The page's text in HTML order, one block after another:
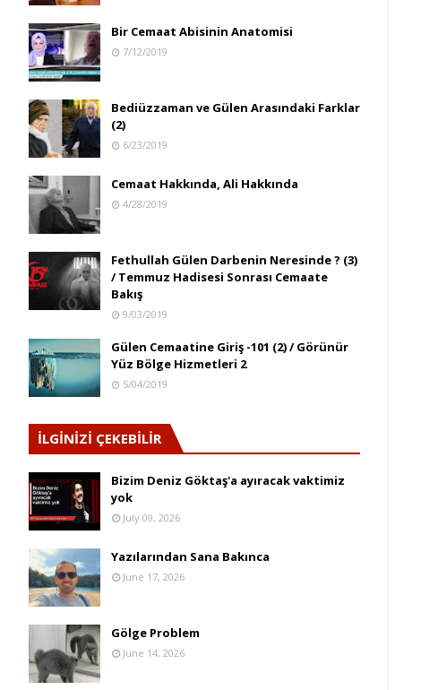
Bir Cemaat Abisinin Anatomisi
7/12/2019
Bediüzzaman ve Gülen Arasındaki Farklar
(2)
6/23/2019
Cemaat Hakkında, Ali Hakkında
4/28/2019
Fethullah Gülen Darbenin Neresinde ? (3)
/ Temmuz Hadisesi Sonrası Cemaate
Bakış
9/03/2019
Gülen Cemaatine Giriş -101 (2) / Görünür
Yüz Bölge Hizmetleri 2
5/04/2019
İLGİNİZİ ÇEKEBİLİR
Bizim Deniz Göktaş'a ayıracak vaktimiz
yok
July 09, 2026
Yazılarından Sana Bakınca
June 17, 2026
Gölge Problem
June 14, 2026